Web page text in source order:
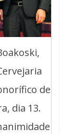
de
dia 13.